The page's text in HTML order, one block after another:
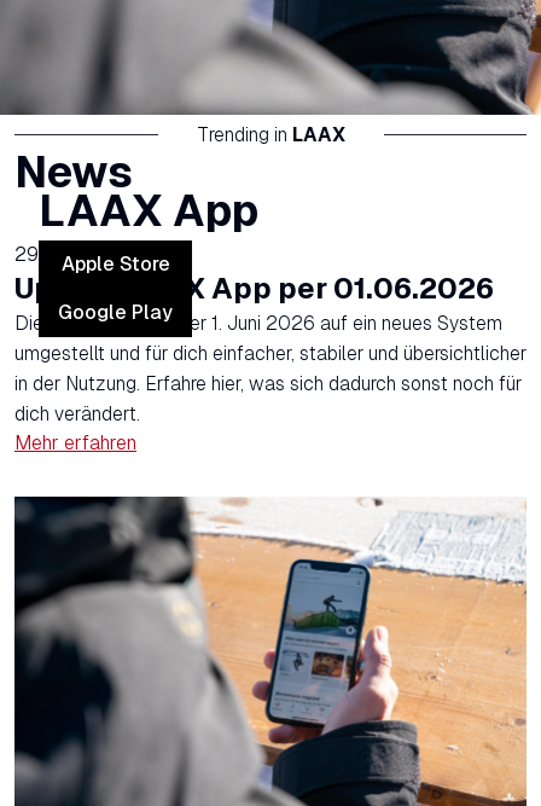
LAAX App
Apple Store
Google Play
Trending in LAAX
News
29.04.2026
Update LAAX App per 01.06.2026
Die LAAX App wird per 1. Juni 2026 auf ein neues System
umgestellt und für dich einfacher, stabiler und übersichtlicher
in der Nutzung. Erfahre hier, was sich dadurch sonst noch für
dich verändert.
Mehr erfahren